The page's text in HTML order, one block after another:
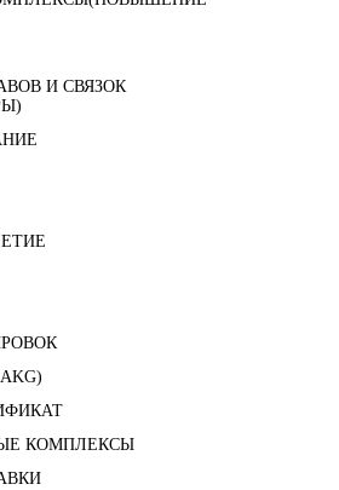
И СВЯЗОК
КОМПЛЕКСЫ